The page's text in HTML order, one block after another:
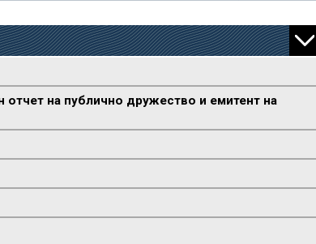
на публично дружество и емитент на